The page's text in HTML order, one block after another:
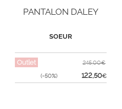
PANTALON DALEY
SOEUR
Outlet
(-50%)
245,00€
122,50€